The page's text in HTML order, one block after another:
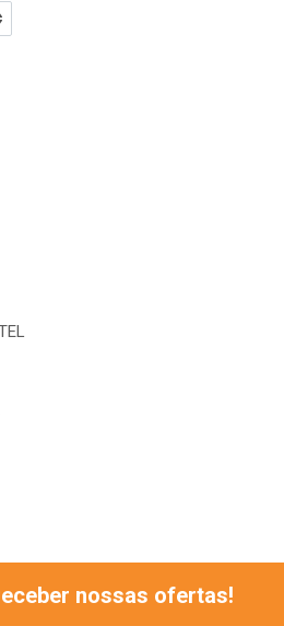
nossas ofertas!